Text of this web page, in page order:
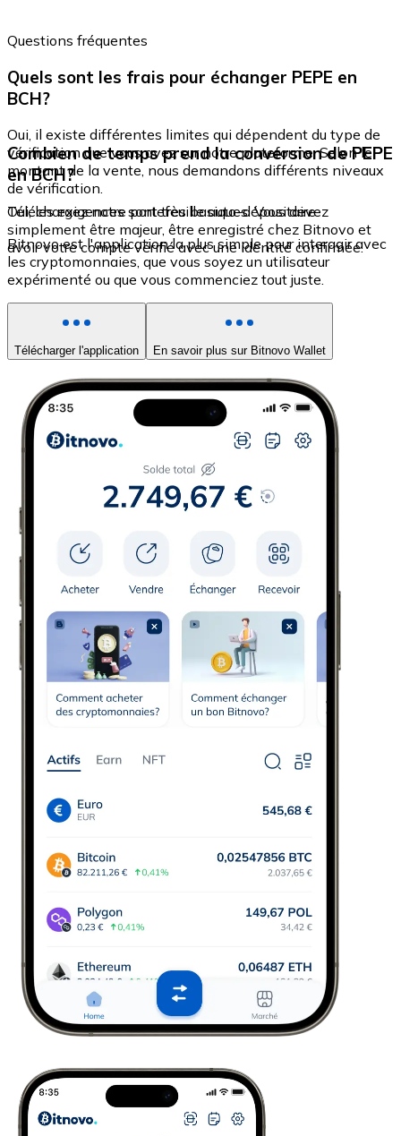
Questions fréquentes
Quels sont les frais pour échanger PEPE en
BCH?
Oui, il existe différentes limites qui dépendent du type de
vérification que vous avez sur notre plateforme. Selon le
montant de la vente, nous demandons différents niveaux
de vérification.
Combien de temps prend la conversion de PEPE
en BCH?
Oui, les exigences sont très basiques. Vous devez
simplement être majeur, être enregistré chez Bitnovo et
avoir votre compte vérifié avec une identité confirmée.
Téléchargez notre portefeuille auto-dépositaire
Bitnovo est l'application la plus simple pour interagir avec
les cryptomonnaies, que vous soyez un utilisateur
expérimenté ou que vous commenciez tout juste.
Télécharger l'application En savoir plus sur Bitnovo Wallet